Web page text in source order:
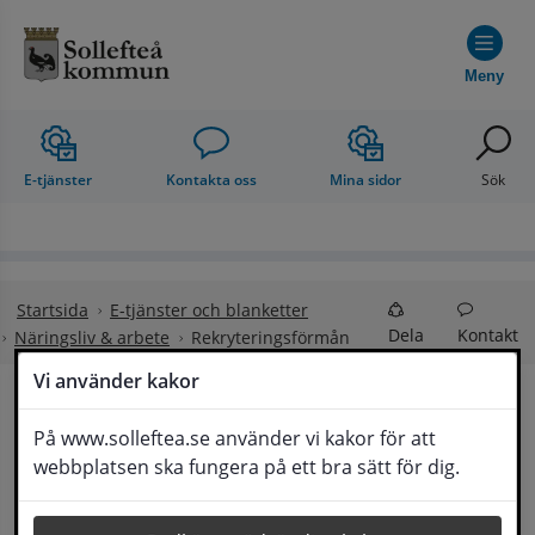
Vi använder kakor
På www.solleftea.se använder vi kakor för att
webbplatsen ska fungera på ett bra sätt för dig.
Meny
E-tjänster Kontakta oss Mina sidor Sök
Startsida
E-tjänster och blanketter
Näringsliv & arbete
Rekryteringsförmån Dela Kontakt
Rekryteringsförmån
Rekryteringsförmån